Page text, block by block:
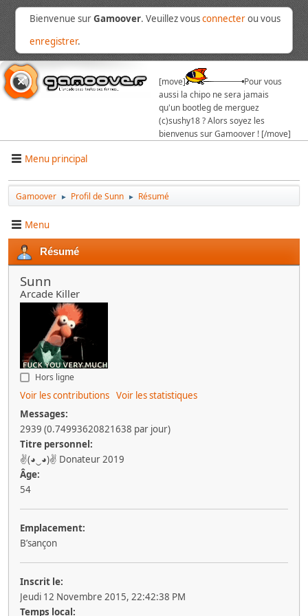
Bienvenue surGamoover. Veuillez vousconnecterou vous
enregistrer.
[move]
Pour vous
aussi la chipo ne sera jamais
qu'un bootleg de merguez
(c)sushy18 ? Alors soyez les
bienvenus sur Gamoover ! [/move]
Menu principal
Gamoover ► Profil de Sunn ► Résumé
Menu
Résumé
Sunn
Arcade Killer
Hors ligne
Voir les contributions Voir les statistiques
Messages:
2939 (0.74993620821638 par jour)
Titre personnel:
✌(◕‿◕)✌ Donateur 2019
Âge:
54
Emplacement:
B’sançon
Inscrit le:
Jeudi 12 Novembre 2015, 22:42:38 PM
Temps local: